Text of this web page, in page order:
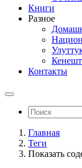
Книги
Разное
Контакты
Главная
Теги
Показать